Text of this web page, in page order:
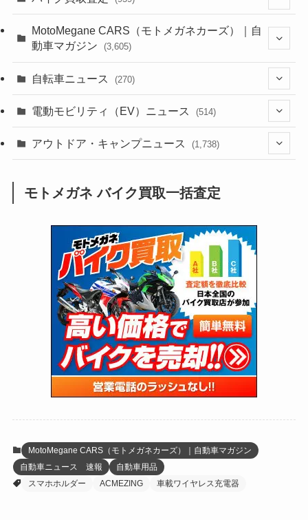
(44)
(638)
(118)
(60)
(31)
(51)
(34)
(5)
(12)
(63)
(109)
(252)
(38)
(24)
(16)
(25)
(24)
(47)
(15)
(5)
(249)
(64)
(16)
(62)
(4)
(6)
(17)
(5)
(27)
(306)
(6,957)
(2,473)
(249)
(1,226)
(12)
(131)
(38)
(131)
(167)
(85)
(21)
(61)
(171)
(98)
(13)
(60)
(274)
(171)
(38)
(47)
(59)
(41)
(66)
(16)
(141)
(255)
(204)
(1,141)
(166)
(23)
(33)
(34)
(35)
(41)
(415)
(16)
(352)
MotoMegane CARS（モトメガネカーズ）｜自
動車マガジン
(3,605)
(185)
(137)
(73)
(2,744)
(126)
(170)
自転車ニュース (270)
(54)
(211)
電動モビリティ（EV）ニュース (514)
(132)
(171)
(118)
(27)
アウトドア・キャンプニュース (1,738)
(1,605)
(147)
(13)
(19)
(12)
(16)
(4)
モトメガネ バイク買取一括査定
MotoMegane CARS（モトメガネカーズ）｜自動車マガジン
自動車ニュース 速報
自動車用品
スマホホルダー
ACMEZING 車載ワイヤレス充電器